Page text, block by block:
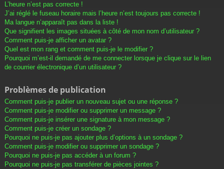
L’heure n’est pas correcte !
J’ai réglé le fuseau horaire mais l’heure n’est toujours pas correcte !
Ma langue n’apparaît pas dans la liste !
Que signifient les images situées à côté de mon nom d’utilisateur ?
Comment puis-je afficher un avatar ?
Quel est mon rang et comment puis-je le modifier ?
Pourquoi m’est-il demandé de me connecter lorsque je clique sur le lien
de courrier électronique d’un utilisateur ?
Problèmes de publication
Comment puis-je publier un nouveau sujet ou une réponse ?
Comment puis-je modifier ou supprimer un message ?
Comment puis-je insérer une signature à mon message ?
Comment puis-je créer un sondage ?
Pourquoi ne puis-je pas ajouter plus d’options à un sondage ?
Comment puis-je modifier ou supprimer un sondage ?
Pourquoi ne puis-je pas accéder à un forum ?
Pourquoi ne puis-je pas transférer de pièces jointes ?